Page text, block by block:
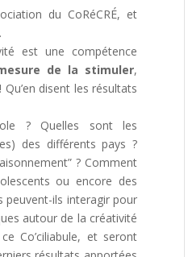
du CoRéCRÉ, et
.
est une compétence
de la stimuler,
Qu’en disent les résultats
? Quelles sont les
des différents pays ?
? Comment
ou encore des
peuvent-ils interagir pour
autour de la créativité
Co’ciliabule, et seront